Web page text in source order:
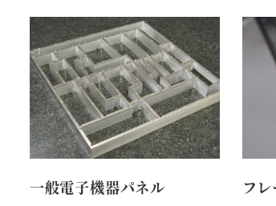
一般電子機器パネル フ